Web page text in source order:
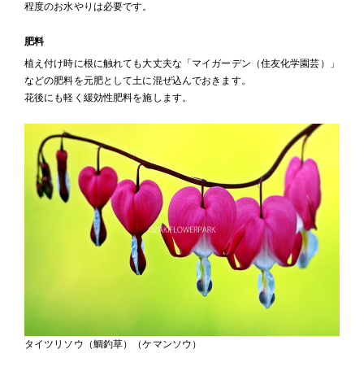
程度のお水やりは必要です。
肥料
植え付け時に根に触れても大丈夫な「マイガーデン（住友化学園芸）」
などの肥料を元肥として土に混ぜ込んでおきます。
花後にも軽く緩効性肥料を施します。
タイツリソウ（鯛釣草）（ケマンソウ）